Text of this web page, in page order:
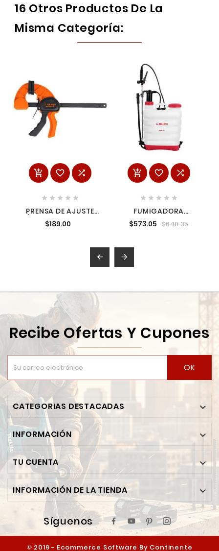
16 Otros Productos De La
Misma Categoría:
  
    
PRENSA DE AJUSTE
RÁPIDO DE 12' TRUPER
100141
$189.00
  
    
FUMIGADORA
MANUAL 16 LITROS
$573.05 $640.35
 
Recibe Ofertas Y Cupones
OK
CATEGORIAS DESTACADAS 
INFORMACIÓN 
TU CUENTA 
INFORMACIÓN DE LA TIENDA 
Síguenos
© 2019 - Ecommerce Software By Continente